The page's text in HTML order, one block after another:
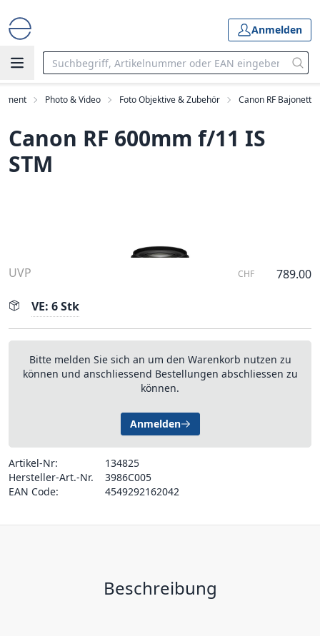
Anmelden
Photo & Video Foto Objektive & Zubehör Canon RF Bajonett
Canon RF 600mm f/11 IS
STM
UVP CHF 789.00
VE: 6 Stk
Bitte melden Sie sich an um den Warenkorb nutzen zu
können und anschliessend Bestellungen abschliessen zu
können.
Anmelden
Artikel-Nr:
134825
Hersteller-Art.-Nr.
3986C005
EAN Code:
4549292162042
Beschreibung